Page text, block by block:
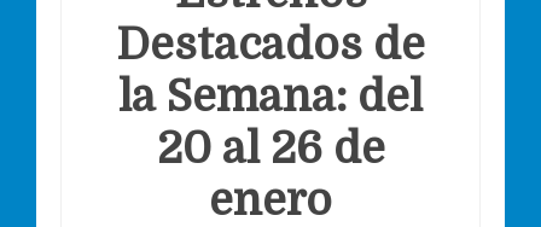
Destacados de
la Semana: del
20 al 26 de
enero